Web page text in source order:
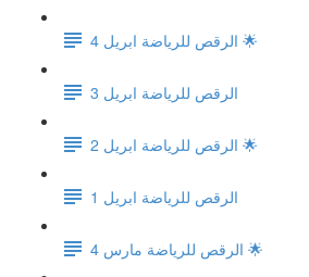
الرقص للرياضة ابريل 4 🌟
الرقص للرياضة ابريل 3
الرقص للرياضة ابريل 2 🌟
الرقص للرياضة ابريل 1
الرقص للرياضة مارس 4 🌟